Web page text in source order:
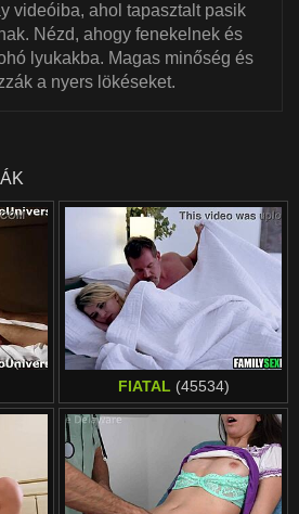
videóiba, ahol tapasztalt pasik
Nézd, ahogy fenekelnek és
lyukakba. Magas minőség és
a nyers lökéseket.
FIATAL (45534)